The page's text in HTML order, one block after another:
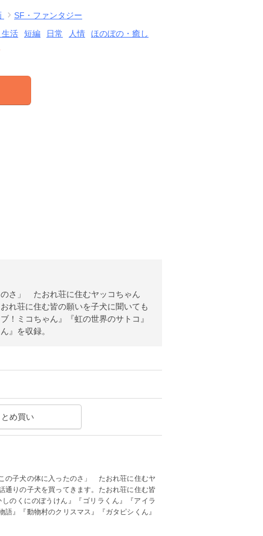
SF・ファンタジー
生活
短編 日常 人情
ほのぼの・癒し
さ」 たおれ荘に住むヤッコちゃん
れ荘に住む皆の願いを子犬に聞いても
ミコちゃん』『虹の世界のサトコ』
』を収録。
め買い
の子犬の体に入ったのさ」 たおれ荘に住むヤ
通りの子犬を買ってきます。たおれ荘に住む皆
のくにのぼうけん』『ゴリラくん』『アイラ
』『動物村のクリスマス』『ガタピシくん』